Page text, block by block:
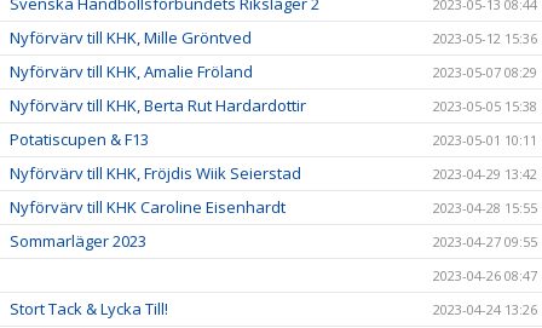
2023-05-13 08:44
Nyförvärv till KHK, Mille Gröntved 2023-05-12 15:36
Nyförvärv till KHK, Amalie Fröland 2023-05-07 08:29
Nyförvärv till KHK, Berta Rut Hardardottir 2023-05-05 15:38
Potatiscupen & F13 2023-05-01 10:11
Nyförvärv till KHK, Fröjdis Wiik Seierstad 2023-04-29 13:42
Nyförvärv till KHK Caroline Eisenhardt 2023-04-28 15:55
Sommarläger 2023
2023-04-27 09:55
2023-04-26 08:47
Stort Tack & Lycka Till! 2023-04-24 13:26